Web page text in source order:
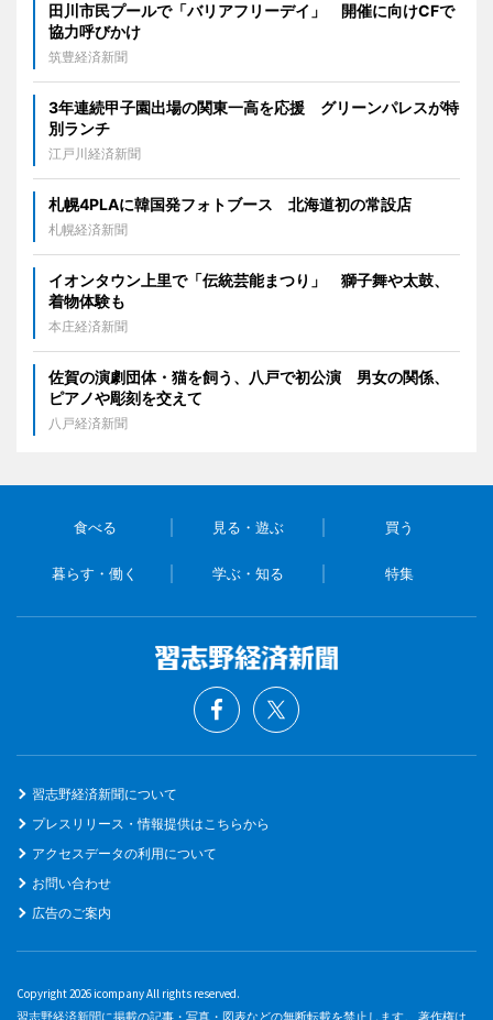
田川市民プールで「バリアフリーデイ」 開催に向けCFで
協力呼びかけ
筑豊経済新聞
3年連続甲子園出場の関東一高を応援 グリーンパレスが特
別ランチ
江戸川経済新聞
札幌4PLAに韓国発フォトブース 北海道初の常設店
札幌経済新聞
イオンタウン上里で「伝統芸能まつり」 獅子舞や太鼓、
着物体験も
本庄経済新聞
佐賀の演劇団体・猫を飼う、八戸で初公演 男女の関係、
ピアノや彫刻を交えて
八戸経済新聞
食べる 見る・遊ぶ 買う
暮らす・働く 学ぶ・知る 特集
習志野経済新聞について
プレスリリース・情報提供はこちらから
アクセスデータの利用について
お問い合わせ
広告のご案内
Copyright 2026 icompany All rights reserved.
習志野経済新聞に掲載の記事・写真・図表などの無断転載を禁止します。 著作権は